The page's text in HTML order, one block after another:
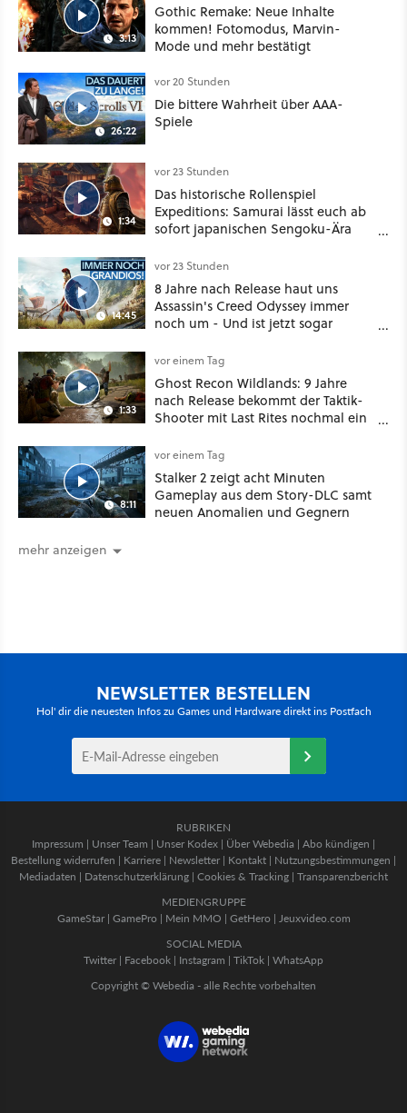
3:13
Gothic Remake: Neue Inhalte
kommen! Fotomodus, Marvin-
Mode und mehr bestätigt
26:22
vor 20 Stunden
Die bittere Wahrheit über AAA-
Spiele
1:34
vor 23 Stunden
Das historische Rollenspiel
Expeditions: Samurai lässt euch ab
sofort japanischen Sengoku-Ära
oder Diplomatie
14:45
vor 23 Stunden
8 Jahre nach Release haut uns
Assassin's Creed Odyssey immer
noch um - Und ist jetzt sogar
1:33
vor einem Tag
Ghost Recon Wildlands: 9 Jahre
nach Release bekommt der Taktik-
Shooter mit Last Rites nochmal ein
8:11
vor einem Tag
Stalker 2 zeigt acht Minuten
Gameplay aus dem Story-DLC samt
neuen Anomalien und Gegnern
mehr anzeigen
NEWSLETTER BESTELLEN
Hol' dir die neuesten Infos zu Games und Hardware direkt ins Postfach
RUBRIKEN
Impressum | Unser Team | Unser Kodex | Über Webedia | Abo kündigen |
Bestellung widerrufen | Karriere | Newsletter | Kontakt | Nutzungsbestimmungen |
Mediadaten | Datenschutzerklärung | Cookies & Tracking | Transparenzbericht
MEDIENGRUPPE
GameStar| GamePro | Mein MMO | GetHero | Jeuxvideo.com
SOCIAL MEDIA
Twitter | Facebook | Instagram | TikTok | WhatsApp
Copyright © Webedia - alle Rechte vorbehalten